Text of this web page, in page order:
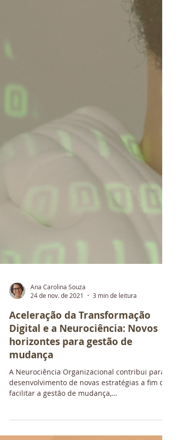
Ana Carolina Souza
24 de nov. de 2021
3 min de leitura
Aceleração da Transformação
Digital e a Neurociência: Novos
horizontes para gestão de
mudança
A Neurociência Organizacional contribui para o
facilitar a gestão de mudança,